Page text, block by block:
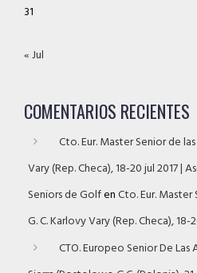
31
« Jul
COMENTARIOS RECIENTES
Cto. Eur. Master Senior de
Vary (Rep. Checa), 18-20 jul 2017 |
Seniors de GolfenCto. Eur.
G. C. Karlovy Vary (Rep. Checa), 18-
CTO. Europeo Senior De Las